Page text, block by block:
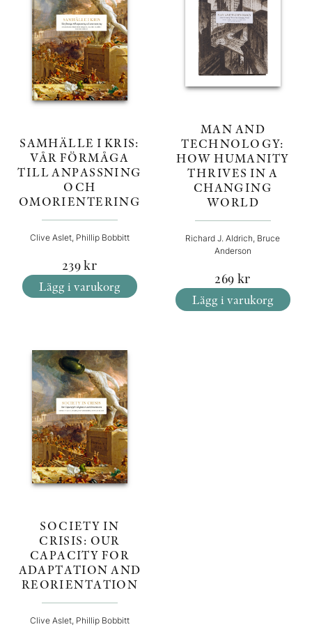
SAMHÄLLE I KRIS:
VÅR FÖRMÅGA
TILL ANPASSNING
OCH
OMORIENTERING
Clive Aslet, Phillip Bobbitt
239kr
Lägg i varukorg
MAN AND
TECHNOLOGY:
HOW HUMANITY
THRIVES IN A
CHANGING
WORLD
Richard J. Aldrich, Bruce
Anderson
269 kr
Lägg i varukorg
SOCIETY IN
CRISIS: OUR
CAPACITY FOR
ADAPTATION AND
REORIENTATION
Clive Aslet, Phillip Bobbitt